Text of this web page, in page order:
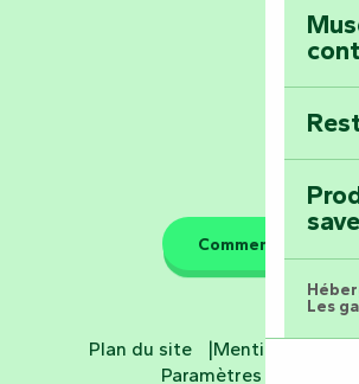
Les
Comment venir ?
Plan du site Mentions légales
Paramètres des cookies